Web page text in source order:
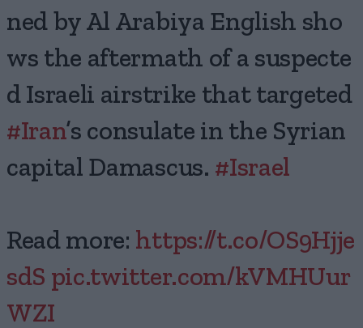
ned by Al Arabiya English sho
ws the aftermath of a suspecte
d Israeli airstrike that targeted
#Iran’s consulate in the Syrian
capital Damascus. #Israel
Read more: https://t.co/OS9Hjje
sdS pic.twitter.com/kVMHUur
WZI